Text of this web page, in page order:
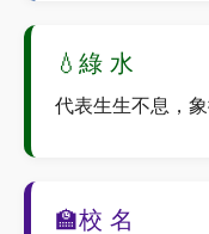
💧 綠 水
代表生生不息，
🏫校 名